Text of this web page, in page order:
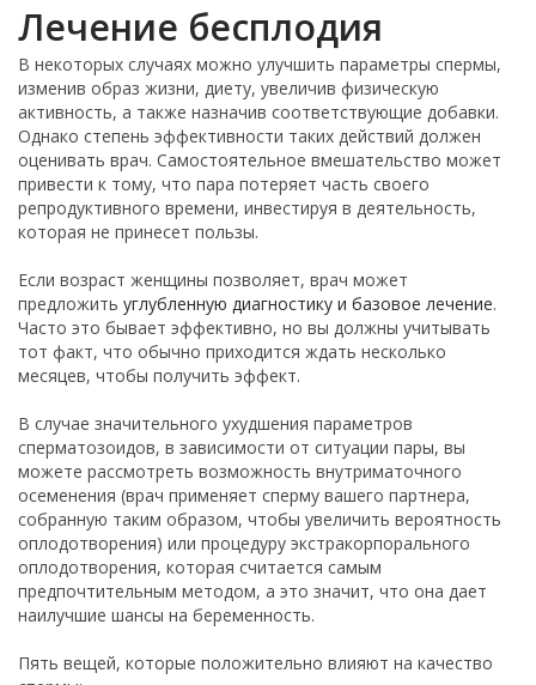
Лечение бесплодия
В некоторых случаях можно улучшить параметры спермы,
изменив образ жизни, диету, увеличив физическую
активность, а также назначив соответствующие добавки.
Однако степень эффективности таких действий должен
оценивать врач. Самостоятельное вмешательство может
привести к тому, что пара потеряет часть своего
репродуктивного времени, инвестируя в деятельность,
которая не принесет пользы.
Если возраст женщины позволяет, врач может
предложить углубленную диагностику и базовое лечение.
Часто это бывает эффективно, но вы должны учитывать
тот факт, что обычно приходится ждать несколько
месяцев, чтобы получить эффект.
В случае значительного ухудшения параметров
сперматозоидов, в зависимости от ситуации пары, вы
можете рассмотреть возможность внутриматочного
осеменения (врач применяет сперму вашего партнера,
собранную таким образом, чтобы увеличить вероятность
оплодотворения) или процедуру экстракорпорального
оплодотворения, которая считается самым
предпочтительным методом, а это значит, что она дает
наилучшие шансы на беременность.
Пять вещей, которые положительно влияют на качество